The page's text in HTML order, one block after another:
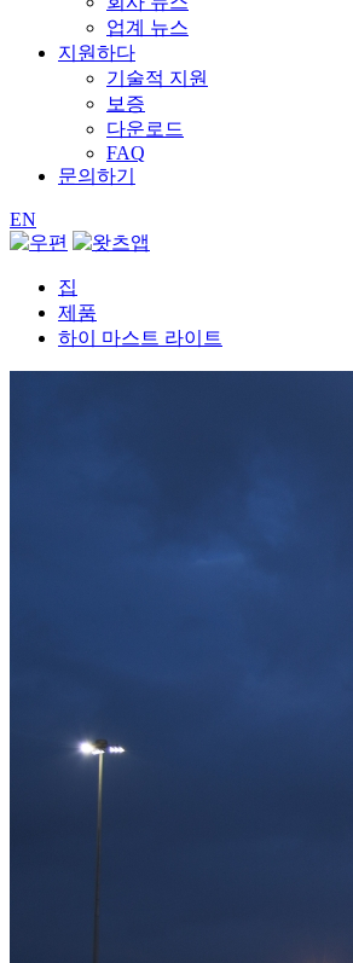
업계 뉴스
지원하다
기술적 지원
보증
다운로드
FAQ
문의하기
EN
집
제품
하이 마스트 라이트